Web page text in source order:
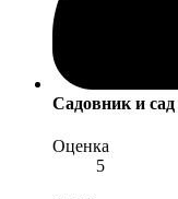
Садовник и сад
Оценка
5